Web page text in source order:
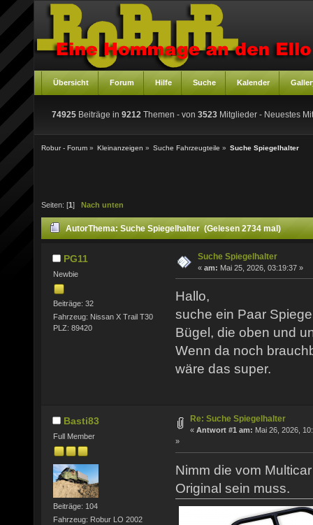
Übersicht Forum Hilfe Suche Kalender
74925 Beiträge in 9212 Themen - von 3523 Mitglieder - Neuestes
Robur - Forum » Kleinanzeigen » Suche Fahrzeugteile » Suche Spiegelhalter
Seiten: [1 ] Nach unten
AutorThema: Suche Spiegelhalter (Gelesen 2734 mal)
PG11
Newbie
Beiträge: 32
Fahrzeug: Nissan X Trail T30
PLZ: 89420
Suche Spiegelhalter
« am: Mai 25, 2026, 03:19:37 »
Hallo,
suche ein Paar
Bügel, die oben und
Wenn da noch
wäre das super.
Basti83
Full Member
Beiträge: 104
Fahrzeug: Robur LO 2002
Re: Suche Spiegelhalter
« Antwort #1 am: Mai 26, 2026,
»
Nimm die vom
Original sein muss.